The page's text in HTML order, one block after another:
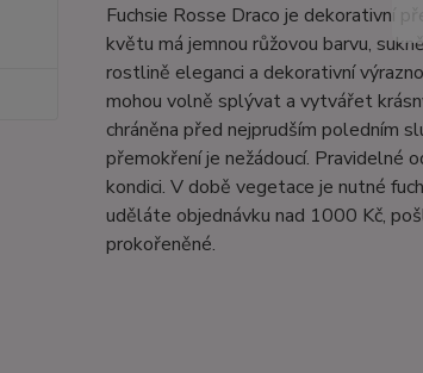
Fuchsie Rosse Draco je dekorativní
květu má jemnou růžovou barvu,
rostlině eleganci a dekorativní
mohou volně splývat a vytvářet
chráněna před nejprudším poledním
přemokření je nežádoucí. Pravidelné
kondici. V době vegetace je nutné
uděláte objednávku nad 1000 Kč,
prokořeněné.